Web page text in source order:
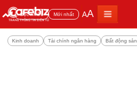
Đọc nhiều Mới nhất AA
Kinh doanh Tài chính ngân hàng Bất động sản